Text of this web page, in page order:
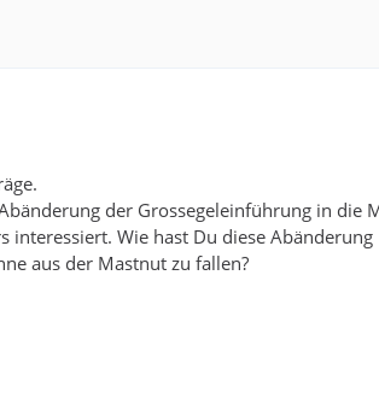
der Grossegeleinführung in die
Wie hast Du diese Abänderung
aus der Mastnut zu fallen?